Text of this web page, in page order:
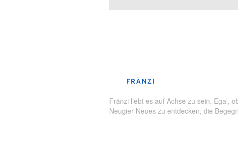
FRÄNZI
Fränzi liebt es auf Achse zu sein. Egal,
Neugier Neues zu entdecken, die